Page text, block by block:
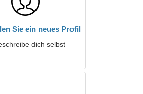
Sie ein neues Profil
dich selbst